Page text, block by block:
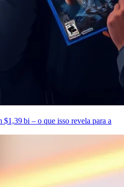
$1,39 bi – o que isso revela para a